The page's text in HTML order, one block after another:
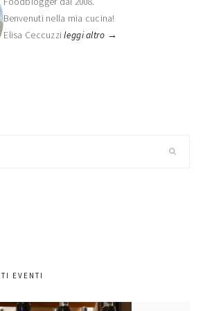
Benvenuti nella mia cucina!
Elisa Ceccuzzileggi altro →
EVENTI